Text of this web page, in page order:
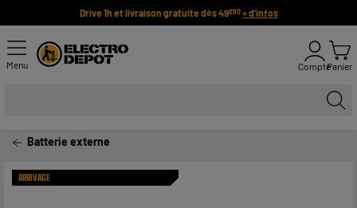
Drive 1h et livraison gratuite dès 49€90 + d'infos
Menu ComptePanier
Batterie externe
ARRIVAGE